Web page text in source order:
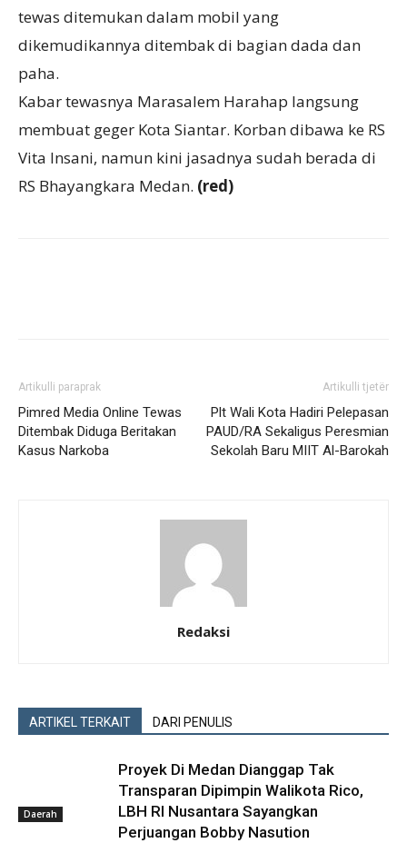
tewas ditemukan dalam mobil yang
dikemudikannya ditembak di bagian dada dan
paha.
Kabar tewasnya Marasalem Harahap langsung
membuat geger Kota Siantar. Korban dibawa ke RS
Vita Insani, namun kini jasadnya sudah berada di
RS Bhayangkara Medan. (red)
Artikulli paraprak
Pimred Media Online Tewas
Ditembak Diduga Beritakan
Kasus Narkoba
Artikulli tjetër
Plt Wali Kota Hadiri Pelepasan
PAUD/RA Sekaligus Peresmian
Sekolah Baru MIIT Al-Barokah
Redaksi
ARTIKEL TERKAIT DARI PENULIS
Daerah
Proyek Di Medan Dianggap Tak
Transparan Dipimpin Walikota Rico,
LBH RI Nusantara Sayangkan
Perjuangan Bobby Nasution